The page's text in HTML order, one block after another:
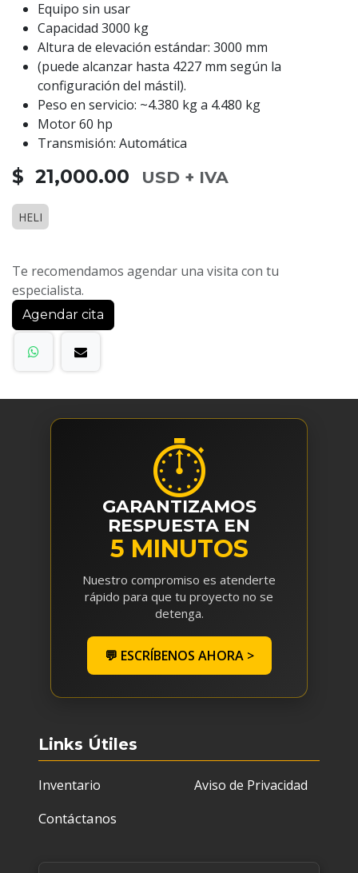
Equipo sin usar
Capacidad 3000 kg
Altura de elevación estándar: 3000 mm
(puede alcanzar hasta 4227 mm según la
configuración del mástil).
Peso en servicio: ~4.380 kg a 4.480 kg
Motor 60 hp
Transmisión: Automática
$ 21,000.00 USD + IVA
HELI
Te recomendamos agendar una visita con tu
especialista.
Agendar cita
⏱
GARANTIZAMOS
RESPUESTA EN
5 MINUTOS
Nuestro compromiso es atenderte
rápido para que tu proyecto no se
detenga.
💬 ESCRÍBENOS AHORA >
Links Útiles
Inventario
Contáctanos
Aviso de Privacidad